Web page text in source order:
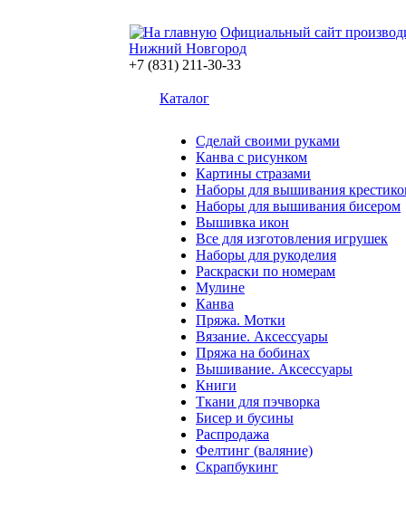
Официальный сайт
Нижний Новгород
+7 (831) 211-30-33
Каталог
Сделай своими руками
Канва с рисунком
Картины стразами
Наборы для вышивания
Наборы для вышивания бисером
Вышивка икон
Все для изготовления игрушек
Наборы для рукоделия
Раскраски по номерам
Мулине
Канва
Пряжа. Мотки
Вязание. Аксессуары
Пряжа на бобинах
Вышивание. Аксессуары
Книги
Ткани для пэчворка
Бисер и бусины
Распродажа
Фелтинг (валяние)
Скрапбукинг